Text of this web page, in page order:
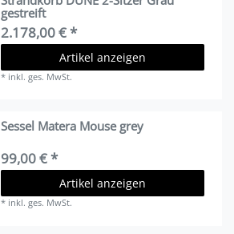
gestreift
2.178,00 € *
Artikel anzeigen
* inkl. ges. MwSt.
Sessel Matera Mouse grey
99,00 € *
Artikel anzeigen
* inkl. ges. MwSt.